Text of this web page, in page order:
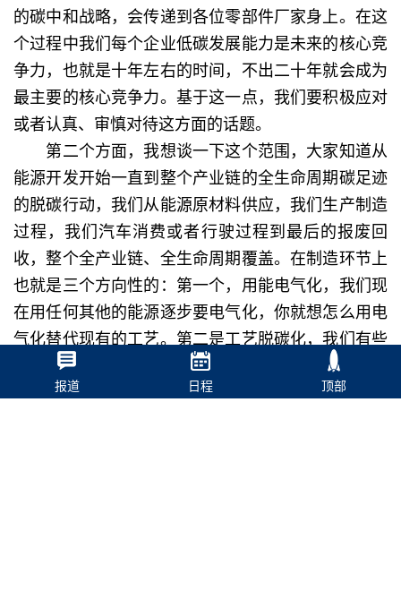
的碳中和战略，会传递到各位零部件厂家身上。在这
个过程中我们每个企业低碳发展能力是未来的核心竞
争力，也就是十年左右的时间，不出二十年就会成为
最主要的核心竞争力。基于这一点，我们要积极应对
或者认真、审慎对待这方面的话题。
第二个方面，我想谈一下这个范围，大家知道从
能源开发开始一直到整个产业链的全生命周期碳足迹
的脱碳行动，我们从能源原材料供应，我们生产制造
过程，我们汽车消费或者行驶过程到最后的报废回
收，整个全产业链、全生命周期覆盖。在制造环节上
也就是三个方向性的：第一个，用能电气化，我们现
在用任何其他的能源逐步要电气化，你就想怎么用电
气化替代现有的工艺。第二是工艺脱碳化，我们有些
工艺还是要用碳，包括汽车，包括热处理。第三个是
材料，它是两个着力点：一个是脱碳，第二是可循
报道 日程 顶部